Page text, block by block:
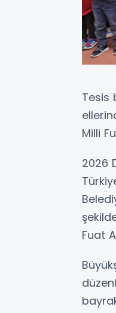
Tesis
Milli
2026
Fuat